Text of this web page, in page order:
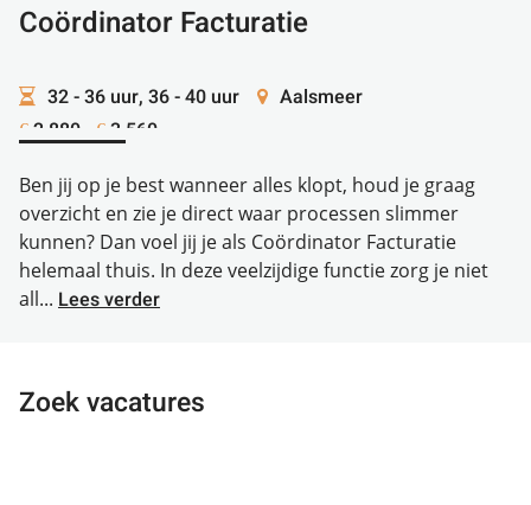
Coördinator Facturatie
32 - 36 uur, 36 - 40 uur Aalsmeer
€ 2.880 - € 3.560
Ben jij op je best wanneer alles klopt, houd je graag
overzicht en zie je direct waar processen slimmer
kunnen? Dan voel jij je als Coördinator Facturatie
helemaal thuis. In deze veelzijdige functie zorg je niet
all... Lees verder
Zoek vacatures